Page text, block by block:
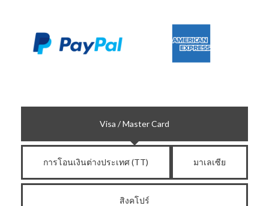
Visa / Master Card
การโอนเงินต่างประเทศ (TT) มาเลเซีย
สิงคโปร์